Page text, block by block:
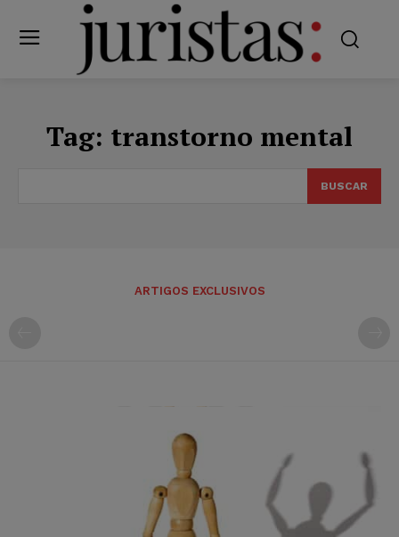
Tag: transtorno mental
BUSCAR
ARTIGOS EXCLUSIVOS